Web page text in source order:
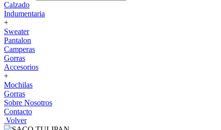
Calzado
Indumentaria
+
Sweater
Pantalon
Camperas
Gorras
Accesorios
+
Mochilas
Gorras
Sobre Nosotros
Contacto
Volver